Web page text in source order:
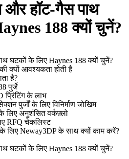
और हॉट-गैस पाथ
188 क्यों चुनें?
घटकों के लिए Haynes 188 क्यों चुनें?
क्यों आवश्यकता होती है
है?
पुर्जे
प्रिंटिंग के लाभ
पुर्जों के लिए विनिर्माण जोखिम
लिए अनुशंसित वर्कफ़्लो
RFQ चेकलिस्ट
लिए Neway3DP के साथ क्यों काम करें?
घटकों के लिए Haynes 188 क्यों चुनें?